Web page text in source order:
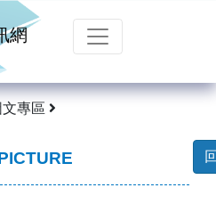
網
文專區